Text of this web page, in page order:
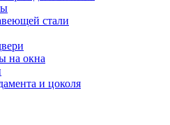
стали
на окна
и цоколя